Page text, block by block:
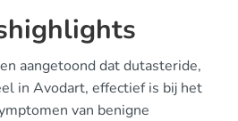
aangetoond dat dutasteride,
in Avodart, effectief is bij het
van benigne